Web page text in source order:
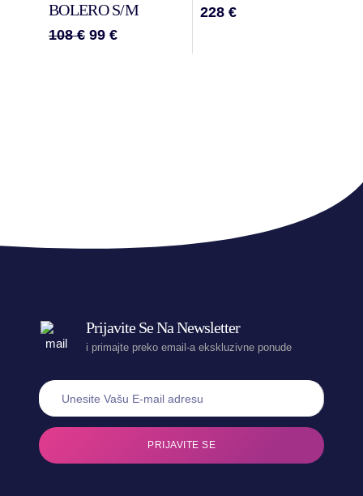
BOLERO S/M
108€ 99 €
228 €
Prijavite Se Na Newsletter
i primajte preko email-a ekskluzivne ponude